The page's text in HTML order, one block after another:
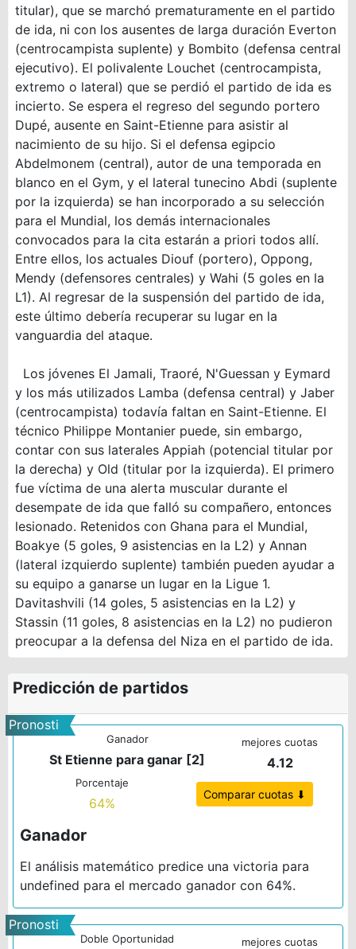
titular), que se marchó prematuramente en el partido
de ida, ni con los ausentes de larga duración Everton
(centrocampista suplente) y Bombito (defensa central
ejecutivo). El polivalente Louchet (centrocampista,
extremo o lateral) que se perdió el partido de ida es
incierto. Se espera el regreso del segundo portero
Dupé, ausente en Saint-Etienne para asistir al
nacimiento de su hijo. Si el defensa egipcio
Abdelmonem (central), autor de una temporada en
blanco en el Gym, y el lateral tunecino Abdi (suplente
por la izquierda) se han incorporado a su selección
para el Mundial, los demás internacionales
convocados para la cita estarán a priori todos allí.
Entre ellos, los actuales Diouf (portero), Oppong,
Mendy (defensores centrales) y Wahi (5 goles en la
L1). Al regresar de la suspensión del partido de ida,
este último debería recuperar su lugar en la
vanguardia del ataque.
Los jóvenes El Jamali, Traoré, N'Guessan y Eymard
y los más utilizados Lamba (defensa central) y Jaber
(centrocampista) todavía faltan en Saint-Etienne. El
técnico Philippe Montanier puede, sin embargo,
contar con sus laterales Appiah (potencial titular por
la derecha) y Old (titular por la izquierda). El primero
fue víctima de una alerta muscular durante el
desempate de ida que falló su compañero, entonces
lesionado. Retenidos con Ghana para el Mundial,
Boakye (5 goles, 9 asistencias en la L2) y Annan
(lateral izquierdo suplente) también pueden ayudar a
su equipo a ganarse un lugar en la Ligue 1.
Davitashvili (14 goles, 5 asistencias en la L2) y
Stassin (11 goles, 8 asistencias en la L2) no pudieron
preocupar a la defensa del Niza en el partido de ida.
Predicción de partidos
Pronosti
Ganador
St Etienne para ganar [2]
mejores cuotas
4.12
Porcentaje
64%
Comparar cuotas ⬇
Ganador
El análisis matemático predice una victoria para
undefined para el mercado ganador con 64%.
Pronosti
Doble Oportunidad mejores cuotas